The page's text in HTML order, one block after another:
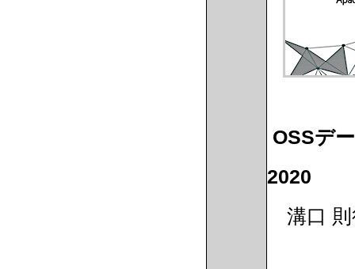
OSSデ
2020
溝口 則